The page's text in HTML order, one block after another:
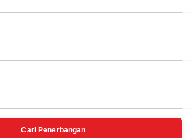
Cari Penerbangan